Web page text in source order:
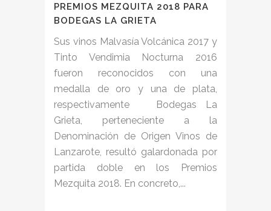
PREMIOS MEZQUITA 2018 PARA
BODEGAS LA GRIETA
Sus vinos Malvasía Volcánica 2017 y
Tinto Vendimia Nocturna 2016
fueron reconocidos con una
medalla de oro y una de plata,
respectivamente Bodegas La
Grieta, perteneciente a la
Denominación de Origen Vinos de
Lanzarote, resultó galardonada por
partida doble en los Premios
Mezquita 2018. En concreto,...